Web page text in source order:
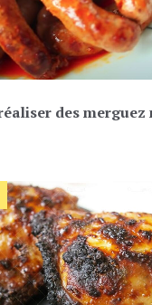
des merguez